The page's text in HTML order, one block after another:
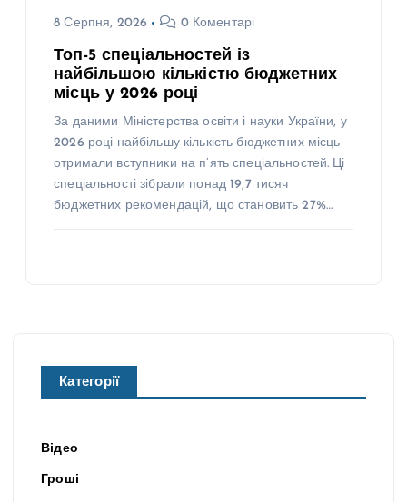
8 Серпня, 2026 0 Коментарі
Топ-5 спеціальностей із
найбільшою кількістю бюджетних
місць у 2026 році
За даними Міністерства освіти і науки України, у
2026 році найбільшу кількість бюджетних місць
отримали вступники на п’ять спеціальностей. Ці
спеціальності зібрали понад 19,7 тисяч
бюджетних рекомендацій, що становить 27%…
Категорії
Відео
Гроші